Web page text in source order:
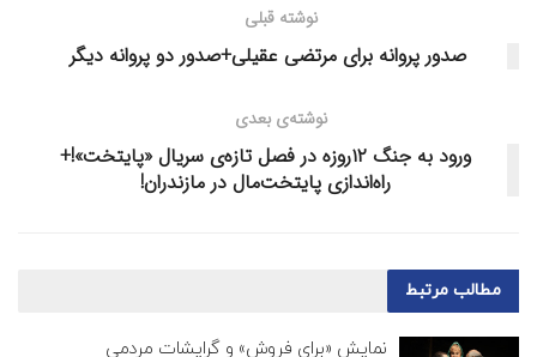
نوشته قبلی
صدور پروانه برای مرتضی عقیلی+صدور دو پروانه دیگر
نوشته‌ی بعدی
ورود به جنگ ۱۲روزه در فصل تازه‌ی سریال «پایتخت»!+
راه‌اندازی پایتخت‌مال در مازندران!
مطالب مرتبط
نمایش «برای فروش» و گرایشات مردمی